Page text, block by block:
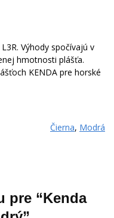
Výhody spočívajú v
hmotnosti plášťa.
KENDA pre horské
Čierna, Modrá
pre “Kenda